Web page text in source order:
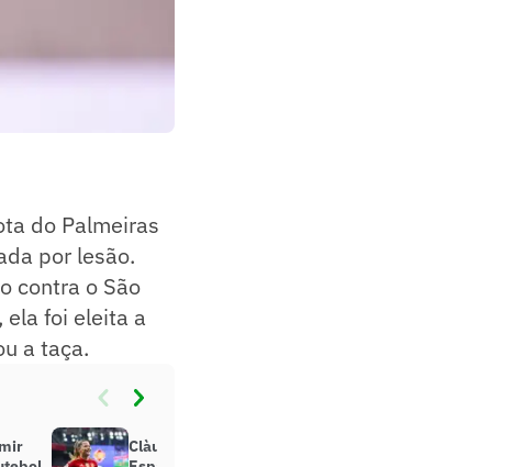
do Palmeiras
por lesão.
contra o São
ela foi eleita a
a taça.
Clàudia Pina brilha e classifica a